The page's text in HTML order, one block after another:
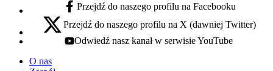
facebook - otwiera się w nowej karcie
Przejdź do naszego profilu na Facebooku
x - otwiera się w nowej karcie
Przejdź do naszego profilu na X (dawniej Twitter)
youtube - otwiera się w nowej karcie
Odwiedź nasz kanał w serwisie YouTube
O nas